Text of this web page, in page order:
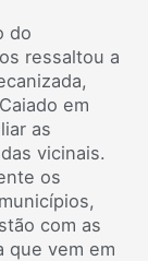
do
ressaltou a
em
as
vicinais.
os
com as
que vem em